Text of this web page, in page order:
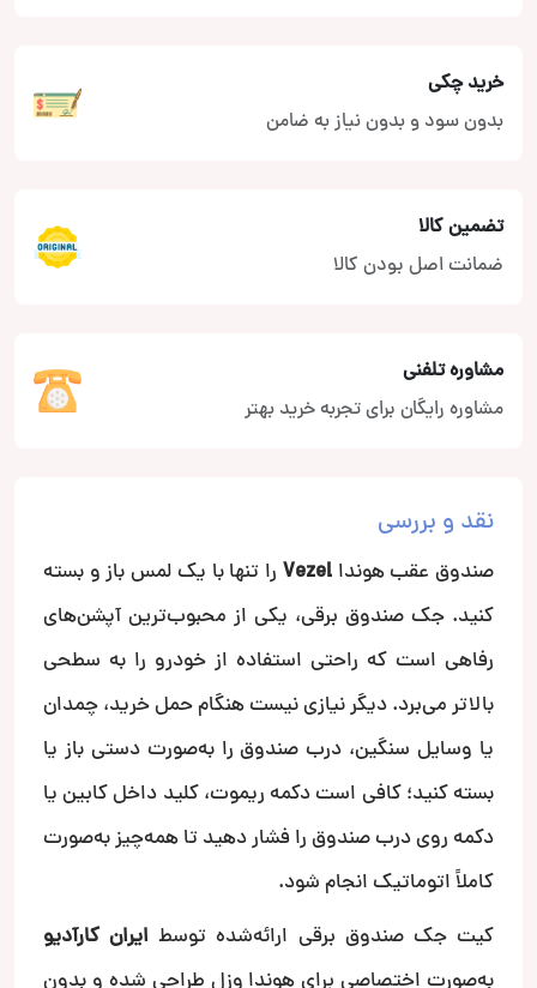
خرید چکی
بدون سود و بدون نیاز به ضامن
تضمین کالا
ضمانت اصل بودن کالا
مشاوره تلفنی
مشاوره رایگان برای تجربه خرید بهتر
نقد و بررسی
صندوق عقب هونداVezel را تنها با یک لمس باز و بسته
کنید. جک صندوق برقی، یکی از محبوب‌ترین آپشن‌های
رفاهی است که راحتی استفاده از خودرو را به سطحی
بالاتر می‌برد. دیگر نیازی نیست هنگام حمل خرید، چمدان
یا وسایل سنگین، درب صندوق را به‌صورت دستی باز یا
بسته کنید؛ کافی است دکمه ریموت، کلید داخل کابین یا
دکمه روی درب صندوق را فشار دهید تا همه‌چیز به‌صورت
کاملاً اتوماتیک انجام شود.
کیت جک صندوق برقی ارائه‌شده توسط ایران کارآدیو
به‌صورت اختصاصی برای هوندا وزل طراحی شده و بدون